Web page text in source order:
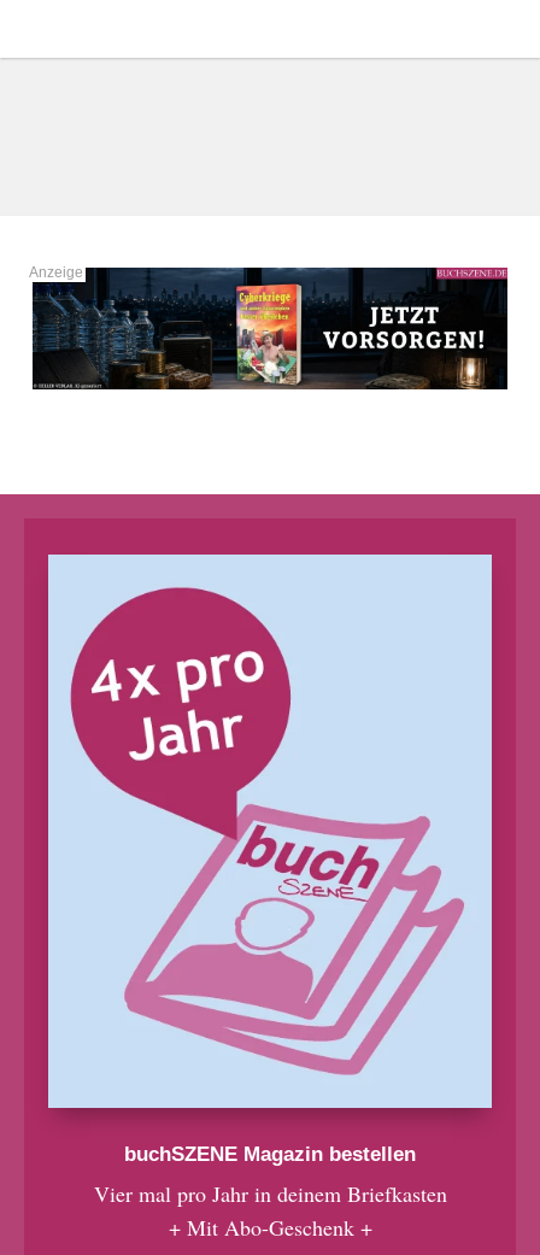
buchSZENE Magazin bestellen
Vier mal pro Jahr in deinem Briefkasten
+ Mit Abo-Geschenk +